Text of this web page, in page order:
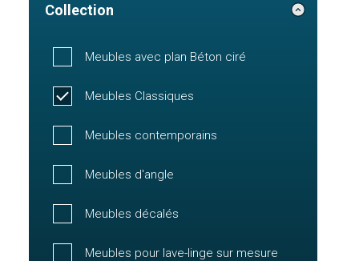
Collection
Meubles avec plan Béton ciré
Meubles Classiques
Meubles contemporains
Meubles d'angle
Meubles décalés
Meubles pour lave-linge sur mesure